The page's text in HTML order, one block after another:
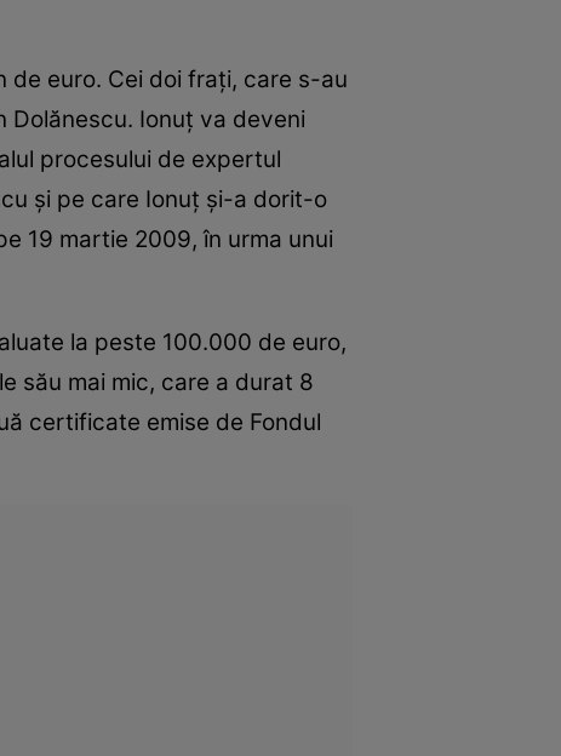
de euro. Cei doi fraţi, care s-au
Ionuţ va deveni
procesului de expertul
şi pe care Ionuţ şi-a dorit-o
19 martie 2009, în urma unui
la peste 100.000 de euro,
său mai mic, care a durat 8
certificate emise de Fondul